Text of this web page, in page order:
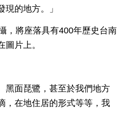
的地方。」
，將座落具有400年歷史台南
片上。
黑面琵鷺，甚至於我們地方
，在地住居的形式等等，我